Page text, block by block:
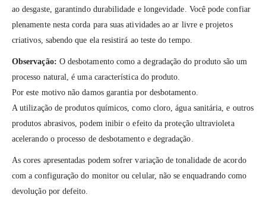
ao desgaste, garantindo durabilidade e longevidade. Você pode confiar
plenamente nesta corda para suas atividades ao ar livre e projetos
criativos, sabendo que ela resistirá ao teste do tempo.
Observação: O desbotamento como a degradação do produto são um
processo natural, é uma característica do produto.
Por este motivo não damos garantia por desbotamento.
A utilização de produtos químicos, como cloro, água sanitária, e outros
produtos abrasivos, podem inibir o efeito da proteção ultravioleta
acelerando o processo de desbotamento e degradação.
As cores apresentadas podem sofrer variação de tonalidade de acordo
com a configuração do monitor ou celular, não se enquadrando como
devolução por defeito.